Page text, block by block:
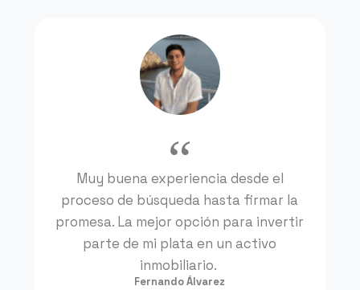
Muy buena experiencia desde el
proceso de búsqueda hasta firmar la
promesa. La mejor opción para invertir
parte de mi plata en un activo
inmobiliario.
Fernando Álvarez